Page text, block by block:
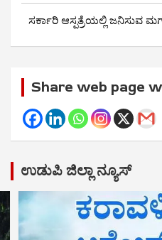
ಸರ್ಕಾರಿ ಆಸ್ಪತ್ರೆಯಲ್ಲಿ ಜನಿಸುವ
Share web page
ಉಡುಪಿ ಜಿಲ್ಲಾ ನ್ಯೂಸ್